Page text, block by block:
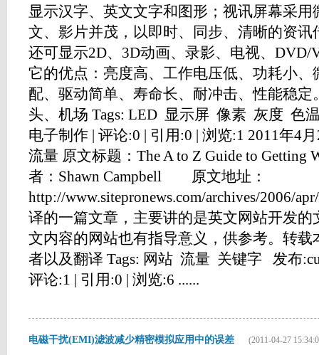
显示汉字、英文文字和图形；视讯屏幕采
文、影片并茂，以即时、同步、清晰的资
还可显示2D、3D动画、录影、电视、DVD/
它的优点：亮度高、工作电压低、功耗小
配、驱动简单、寿命长、耐冲击、性能稳
头、机场 Tags: LED 显示屏 像素 灰度 色
电子制作 | 评论:0 | 引用:0 | 浏览:1 2011年4
流量 原文标题：The A to Z Guide to
者：Shawn Campbell 原文地址：
http://www.sitepronews.com/archives/
译的一篇文章，主要讲的是英文网站开发
文内容的网站也有指导意义，供参考。转
者以及翻译 Tags: 网站 流量 关键字 发布
评论:1 | 引用:0 | 浏览:6 ......
电磁干扰(EMI)滤波减少精密模拟应用中的误差 (2011-04-27